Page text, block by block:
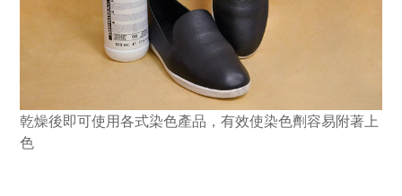
乾燥後即可使用各式染色產品，有效使染色劑容易附著上
色